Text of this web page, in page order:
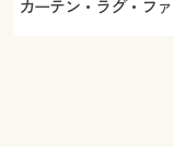
カーテン・ラグ・フ